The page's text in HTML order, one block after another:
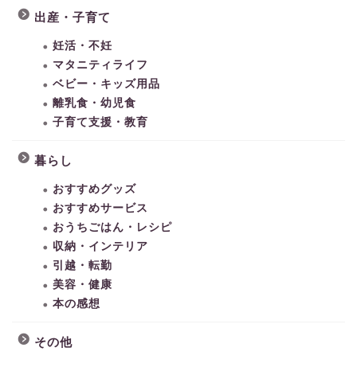
出産・子育て
妊活・不妊
マタニティライフ
ベビー・キッズ用品
離乳食・幼児食
子育て支援・教育
暮らし
おすすめグッズ
おすすめサービス
おうちごはん・レシピ
収納・インテリア
引越・転勤
美容・健康
本の感想
その他